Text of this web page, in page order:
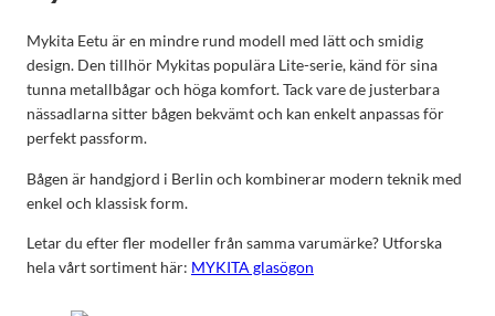
Mykita Eetu är en mindre rund modell med lätt och smidig
design. Den tillhör Mykitas populära Lite-serie, känd för sina
tunna metallbågar och höga komfort. Tack vare de justerbara
nässadlarna sitter bågen bekvämt och kan enkelt anpassas för
perfekt passform.
Bågen är handgjord i Berlin och kombinerar modern teknik med
enkel och klassisk form.
Letar du efter fler modeller från samma varumärke? Utforska
hela vårt sortiment här: MYKITA glasögon